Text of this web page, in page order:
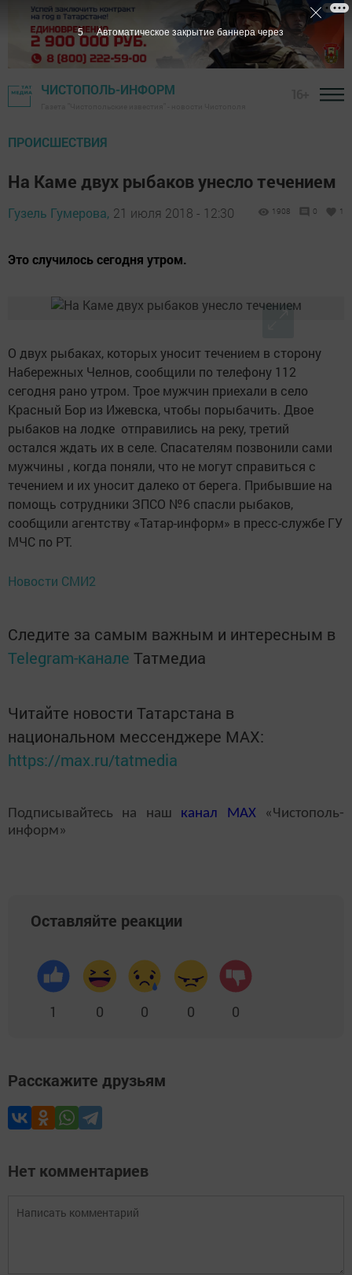
ЧИСТОПОЛЬ-ИНФОРМ
ПРОИСШЕСТВИЯ
На Каме двух рыбаков унесло течением
Гузель Гумерова, 21 июля 2018 - 12:30 1908 0 1
Это случилось сегодня утром.
О двух рыбаках, которых уносит течением в сторону
Набережных Челнов, сообщили по телефону 112
сегодня рано утром. Трое мужчин приехали в село
Красный Бор из Ижевска, чтобы порыбачить. Двое
рыбаков на лодке отправились на реку, третий
остался ждать их в селе. Спасателям позвонили сами
мужчины , когда поняли, что не могут справиться с
течением и их уносит далеко от берега. Прибывшие на
помощь сотрудники ЗПСО №6 спасли рыбаков,
сообщили агентству «Татар-информ» в пресс-службе ГУ
МЧС по РТ.
Новости СМИ2
Следите за самым важным и интересным в
Telegram-канале Татмедиа
Читайте новости Татарстана в
национальном мессенджере MАХ:
https://max.ru/tatmedia
Подписывайтесь на наш канал MAX«Чистополь-
информ»
Оставляйте реакции
1 0 0 0 0
Расскажите друзьям
Нет комментариев
4 Автоматическое закрытие баннера через